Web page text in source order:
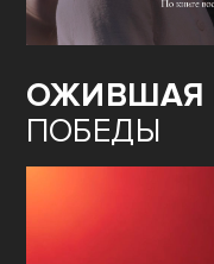
ОЖИВШАЯ
ПОБЕДЫ